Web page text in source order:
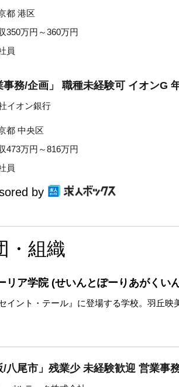
都 港区
350万円～360万円
員
事務/企画」 職種未経験可 イオンG
イオン銀行
都 中央区
473万円～816万円
員
by
・組織
リア学院(せいんとぽーりあがくい
セイント・テール』に登場する学校。羽丘
/八尾市」残業少 未経験歓迎 営業